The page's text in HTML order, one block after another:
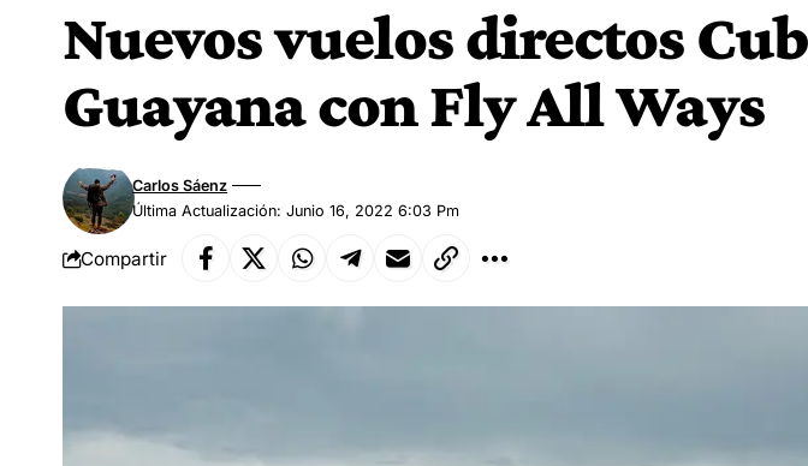
Nuevos vuelos directos
Guayana con Fly All Ways
Última Actualización: Junio 16, 2022 6:03 Pm
Carlos Sáenz
Compartir